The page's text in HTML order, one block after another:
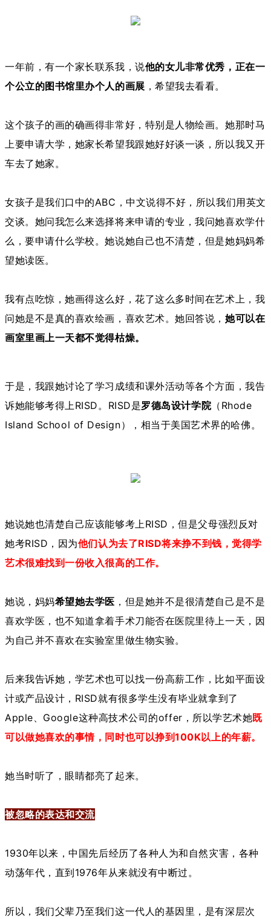
一年前，有一个家长联系我，说他的女儿非常优秀，正在一
个公立的图书馆里办个人的画展 ，希望我去看看。
这个孩子的画的确画得非常好，特别是人物绘画。她那时马
上要申请大学，她家长希望我跟她好好谈一谈，所以我又开
车去了她家。
女孩子是我们口中的ABC，中文说得不好，所以我们用英文
交谈。她问我怎么来选择将来申请的专业，我问她喜欢学什
么，要申请什么学校。她说她自己也不清楚，但是她妈妈希
望她读医。
我有点吃惊，她画得这么好，花了这么多时间在艺术上，我
问她是不是真的喜欢绘画，喜欢艺术。她回答说， 她可以在
画室里画上一天都不觉得枯燥。
于是，我跟她讨论了学习成绩和课外活动等各个方面，我告
诉她能够考得上RISD。RISD是罗德岛设计学院（Rhode
Island School of Design），相当于美国艺术界的哈佛。
她说她也清楚自己应该能够考上RISD，但是父母强烈反对
她考RISD，因为他们认为去了RISD将来挣不到钱，觉得学
艺术很难找到一份收入很高的工作。
她说，妈妈希望她去学医 ，但是她并不是很清楚自己是不是
喜欢学医，也不知道拿着手术刀能否在医院里待上一天，因
为自己并不喜欢在实验室里做生物实验。
后来我告诉她，学艺术也可以找一份高薪工作，比如平面设
计或产品设计，RISD就有很多学生没有毕业就拿到了
Apple、Google这种高技术公司的offer，所以学艺术她既
可以做她喜欢的事情，同时也可以挣到100K以上的年薪。
她当时听了，眼睛都亮了起来。
被忽略的表达和交流
1930年以来，中国先后经历了各种人为和自然灾害，各种
动荡年代，直到1976年从来就没有中断过。
所以，我们父辈乃至我们这一代人的基因里，是有深层次